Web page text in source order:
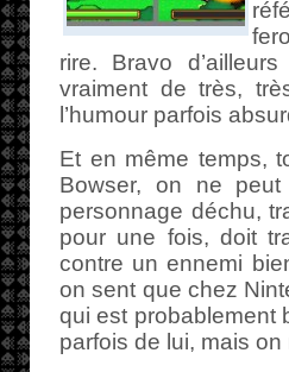
rire. Bravo
vraiment de très,
l’humour parfois
Et en même temps,
Bowser, on ne peut
personnage déchu,
pour une fois, doit
contre un ennemi
on sent que chez
qui est probablement
parfois de lui, mais